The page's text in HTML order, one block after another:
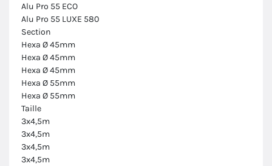
Alu Pro 55 ECO
Alu Pro 55 LUXE 580
Section
Hexa Ø 45mm
Hexa Ø 45mm
Hexa Ø 45mm
Hexa Ø 55mm
Hexa Ø 55mm
Taille
3x4,5m
3x4,5m
3x4,5m
3x4,5m